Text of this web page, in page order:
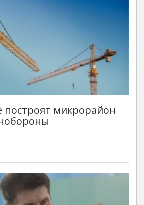
построят микрорайон